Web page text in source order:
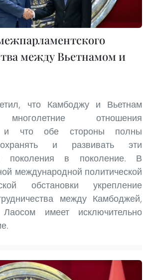
между Вьетнамом и
что Камбоджу и Вьетнам
отношения
и что обе стороны полны
и развивать эти
поколения в поколение. В
международной политической
обстановки укрепление
между Камбоджей,
имеет исключительно